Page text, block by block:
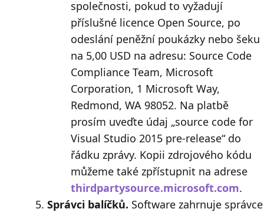
společnosti, pokud to vyžadují
příslušné licence Open Source, po
odeslání peněžní poukázky nebo šeku
na 5,00 USD na adresu: Source Code
Compliance Team, Microsoft
Corporation, 1 Microsoft Way,
Redmond, WA 98052. Na platbě
prosím uveďte údaj „source code for
Visual Studio 2015 pre-release“ do
řádku zprávy. Kopii zdrojového kódu
můžeme také zpřístupnit na adrese
thirdpartysource.microsoft.com.
Správci balíčků. Software zahrnuje správce